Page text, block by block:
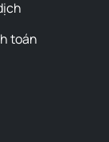
toán